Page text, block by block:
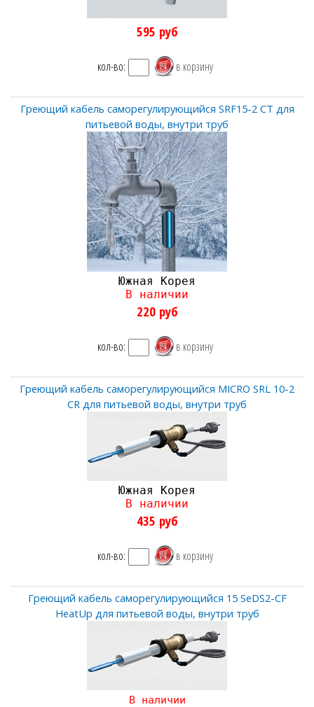
595 руб
кол-во:
Греющий кабель саморегулирующийся SRF15-2 CT для
питьевой воды, внутри труб
Южная Корея
В наличии
220 руб
кол-во:
Греющий кабель саморегулирующийся MICRO SRL 10-2
CR для питьевой воды, внутри труб
Южная Корея
В наличии
435 руб
кол-во:
Греющий кабель саморегулирующийся 15 SeDS2-CF
HeatUp для питьевой воды, внутри труб
В наличии